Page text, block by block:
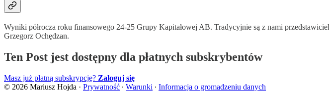
Wyniki półrocza roku finansowego 24-25 Grupy Kapitałowej AB. Tradycyjnie są z nami
Grzegorz Ochędzan.
Ten Post jest dostępny dla płatnych subskrybentów
Masz już płatną subskrypcję? Zaloguj się
© 2026 Mariusz Hojda · Prywatność ∙ Warunki ∙ Informacja o gromadzeniu danych